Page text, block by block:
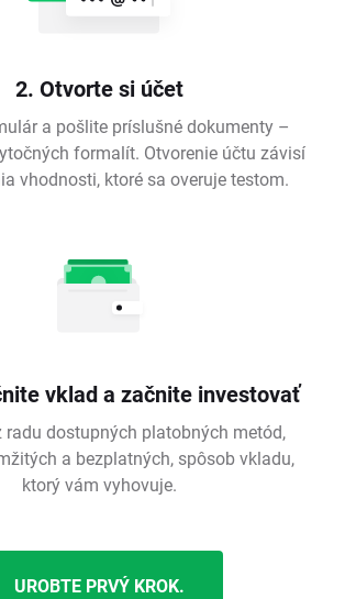
2. Otvorte si účet
a pošlite príslušné dokumenty –
formalít. Otvorenie účtu závisí
vhodnosti, ktoré sa overuje testom.
vklad a začnite investovať
radu dostupných platobných metód,
a bezplatných, spôsob vkladu,
ktorý vám vyhovuje.
UROBTE PRVÝ KROK.